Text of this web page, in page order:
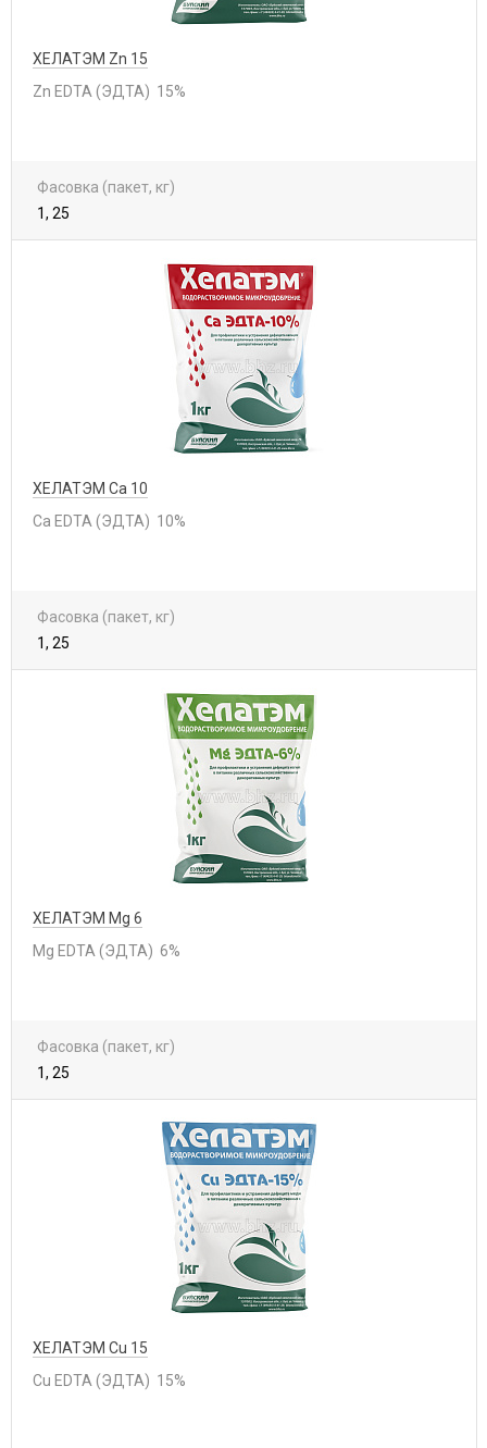
ХЕЛАТЭМ Zn 15
Zn EDTA (ЭДТА) 15%
Фасовка (пакет, кг)
1, 25
ХЕЛАТЭМ Ca 10
Ca EDTA (ЭДТА) 10%
Фасовка (пакет, кг)
1, 25
ХЕЛАТЭМ Mg 6
Mg EDTA (ЭДТА) 6%
Фасовка (пакет, кг)
1, 25
ХЕЛАТЭМ Cu 15
Cu EDTA (ЭДТА) 15%